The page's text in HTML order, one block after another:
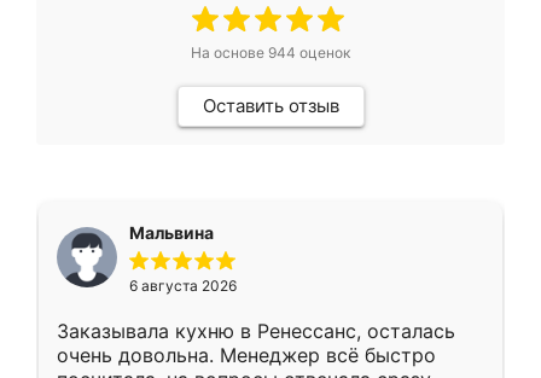
На основе 944 оценок
Оставить отзыв
Мальвина
6 августа 2026
Заказывала кухню в Ренессанс, осталась
очень довольна. Менеджер всё быстро